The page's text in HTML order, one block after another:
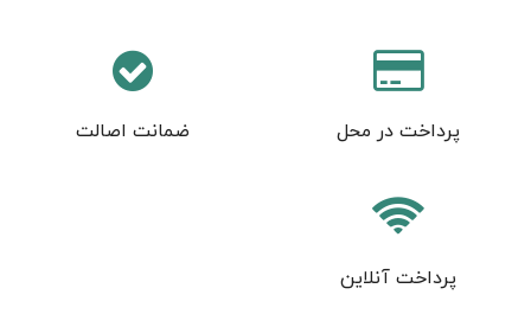
پرداخت در محل ضمانت اصالت
پرداخت آنلاین